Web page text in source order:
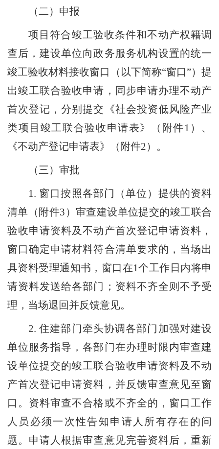
（二） 申报
项目符合竣工验收条件和不动产权籍调
查后，建设单位向政务服务机构设置的统一
竣工验收材料接收窗口
（ 以下简称“窗口”）提
出竣工联合验收申请，同步申请办理不动产
首次登记，分别提交《社会投资低风险产业
类项目竣工联合验收申请表》
（ 附件1 ） 、
《不动产登记申请表》
（ 附件2） 。
（三） 审批
1. 窗口按照各部门 （单位 ） 提供的资料
清单 （ 附件3 ） 审查建设单位提交的竣工联合
验收申请资料及不动产首次登记申请资料，
窗口确定申请材料符合清单要求的，当场出
具资料受理通知书，窗口在1个工作日内将申
请资料发送给各部门；资料不齐全则不予受
理，当场退回并反馈意见。
2.住建部门牵头协调各部门加强对建设
单位服务指导，各部门在办理时限内审查建
设单位提交的竣工联合验收申请资料及不动
产首次登记申请资料，并反馈审查意见至窗
口。资料审查不合格或不齐全的，窗口工作
人员必须一次性告知申请人所有存在的问
题。申请人根据审查意见完善资料后，重新